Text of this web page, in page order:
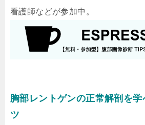
看護師などが参加中。
胸部レントゲンの正常解剖を
ツ